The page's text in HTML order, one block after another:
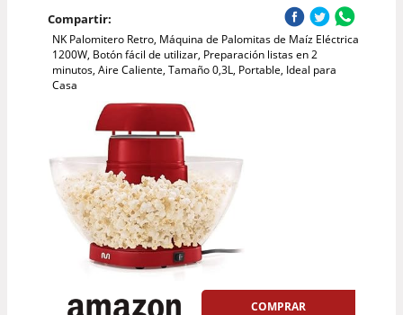
Compartir:
NK Palomitero Retro, Máquina de Palomitas de Maíz Eléctrica
1200W, Botón fácil de utilizar, Preparación listas en 2
minutos, Aire Caliente, Tamaño 0,3L, Portable, Ideal para
Casa
COMPRAR